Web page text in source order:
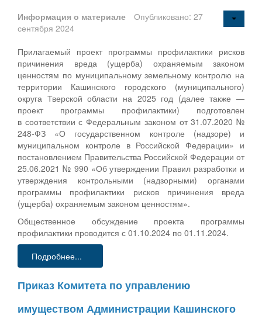
Информация о материале
Опубликовано: 27
сентября 2024
Прилагаемый проект программы профилактики рисков
причинения вреда (ущерба) охраняемым законом
ценностям по муниципальному земельному контролю на
территории Кашинского городского (муниципального)
округа Тверской области на 2025 год (далее также —
проект программы профилактики) подготовлен
в соответствии с Федеральным законом от 31.07.2020 №
248-ФЗ «О государственном контроле (надзоре) и
муниципальном контроле в Российской Федерации» и
постановлением Правительства Российской Федерации от
25.06.2021 № 990 «Об утверждении Правил разработки и
утверждения контрольными (надзорными) органами
программы профилактики рисков причинения вреда
(ущерба) охраняемым законом ценностям».
Общественное обсуждение проекта программы
профилактики проводится с 01.10.2024 по 01.11.2024.
Подробнее...
Приказ Комитета по управлению
имуществом Администрации Кашинского